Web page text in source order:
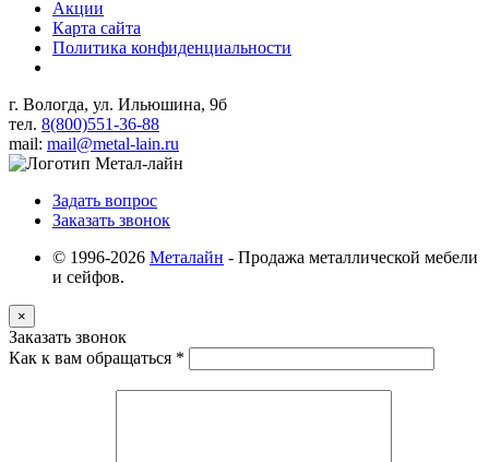
Акции
Карта сайта
Политика конфиденциальности
г. Вологда, ул. Ильюшина, 9б
тел. 8(800)551-36-88
mail: mail@metal-lain.ru
Задать вопрос
Заказать звонок
© 1996-2026 Металайн - Продажа металлической мебели
и сейфов.
×
Заказать звонок
Как к вам обращаться *